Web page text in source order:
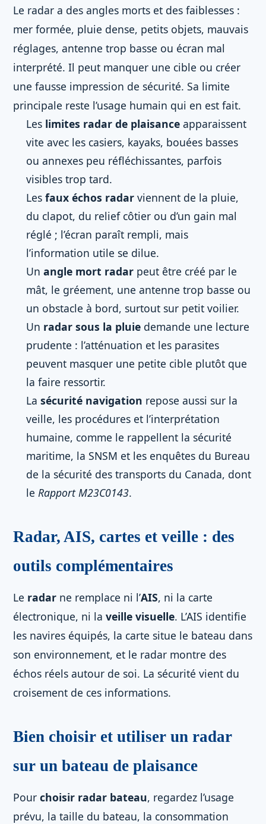
Le radar a des angles morts et des faiblesses :
mer formée, pluie dense, petits objets, mauvais
réglages, antenne trop basse ou écran mal
interprété. Il peut manquer une cible ou créer
une fausse impression de sécurité. Sa limite
principale reste l’usage humain qui en est fait.
Les limites radar de plaisance apparaissent
vite avec les casiers, kayaks, bouées basses
ou annexes peu réfléchissantes, parfois
visibles trop tard.
Les faux échos radar viennent de la pluie,
du clapot, du relief côtier ou d’un gain mal
réglé ; l’écran paraît rempli, mais
l’information utile se dilue.
Un angle mort radar peut être créé par le
mât, le gréement, une antenne trop basse ou
un obstacle à bord, surtout sur petit voilier.
Un radar sous la pluie demande une lecture
prudente : l’atténuation et les parasites
peuvent masquer une petite cible plutôt que
la faire ressortir.
La sécurité navigation repose aussi sur la
veille, les procédures et l’interprétation
humaine, comme le rappellent la sécurité
maritime, la SNSM et les enquêtes du Bureau
de la sécurité des transports du Canada, dont
le Rapport M23C0143.
Radar, AIS, cartes et veille : des
outils complémentaires
Le radar ne remplace ni l’AIS, ni la carte
électronique, ni la veille visuelle. L’AIS identifie
les navires équipés, la carte situe le bateau dans
son environnement, et le radar montre des
échos réels autour de soi. La sécurité vient du
croisement de ces informations.
Bien choisir et utiliser un radar
sur un bateau de plaisance
Pour choisir radar bateau, regardez l’usage
prévu, la taille du bateau, la consommation